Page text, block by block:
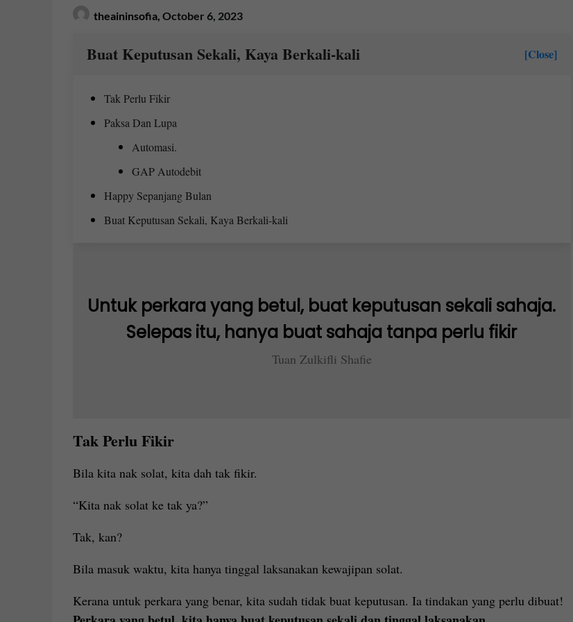
theaininsofia, October 6, 2023
Buat Keputusan Sekali, Kaya Berkali-kali [Close]
Tak Perlu Fikir
Paksa Dan Lupa
Automasi.
GAP Autodebit
Happy Sepanjang Bulan
Buat Keputusan Sekali, Kaya Berkali-kali
Untuk perkara yang betul, buat keputusan sekali sahaja.
Selepas itu, hanya buat sahaja tanpa perlu fikir
Tuan Zulkifli Shafie
Tak Perlu Fikir
Bila kita nak solat, kita dah tak fikir.
“Kita nak solat ke tak ya?”
Tak, kan?
Bila masuk waktu, kita hanya tinggal laksanakan kewajipan solat.
Kerana untuk perkara yang benar, kita sudah tidak buat keputusan. Ia tindakan yang perlu dibuat!